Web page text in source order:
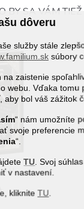
dôveru
služby stále
súbory
na zaistenie
webu. Vďaka tomu
aby bol váš zážitok
“ nám umožníte
svoje preferencie
“.
TU . Svoj
v nastavení.
klikniteTU
BY SA VÁM
(1)